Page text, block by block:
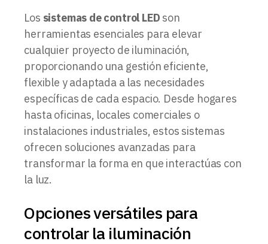
Los sistemas de control LED son
herramientas esenciales para elevar
cualquier proyecto de iluminación,
proporcionando una gestión eficiente,
flexible y adaptada a las necesidades
específicas de cada espacio. Desde hogares
hasta oficinas, locales comerciales o
instalaciones industriales, estos sistemas
ofrecen soluciones avanzadas para
transformar la forma en que interactúas con
la luz.
Opciones versátiles para
controlar la iluminación